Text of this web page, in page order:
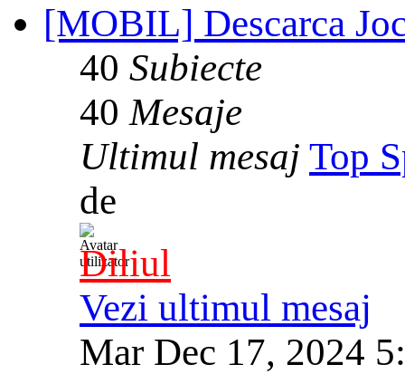
[MOBIL] Descarca
40 Subiecte
40 Mesaje
Ultimul mesaj Top
de
Diliul
Vezi ultimul mesaj
Mar Dec 17, 2024